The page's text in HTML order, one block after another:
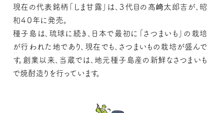
現在の代表銘柄「しま甘露」は、３代目の髙﨑太郎吉が、昭
和４０年に発売。
種子島は、琉球に続き、日本で最初に「さつまいも」の栽培
が行われた地であり、現在でも、さつまいもの栽培が盛んで
す。創業以来、当蔵では、地元種子島産の新鮮なさつまいも
で焼酎造りを行っています。